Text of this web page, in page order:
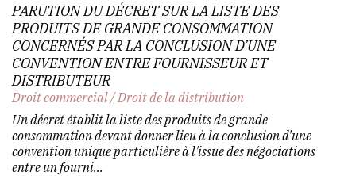
PARUTION DU DÉCRET SUR LA LISTE DES
PRODUITS DE GRANDE CONSOMMATION
CONCERNÉS PAR LA CONCLUSION D’UNE
CONVENTION ENTRE FOURNISSEUR ET
DISTRIBUTEUR
Droit commercial/Droit de la distribution
Un décret établit la liste des produits de grande
consommation devant donner lieu à la conclusion d’une
convention unique particulière à l'issue des négociations
entre un fourni...